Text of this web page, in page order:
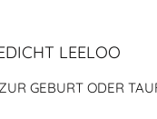
LEELOO
GEBURT ODER